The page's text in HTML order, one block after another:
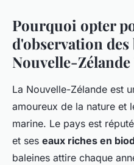
Pourquoi opter
d'observation des
Nouvelle-Zélande
La Nouvelle-Zélande est
amoureux de la nature et
marine. Le pays est
et ses eaux riches en
baleines attire chaque